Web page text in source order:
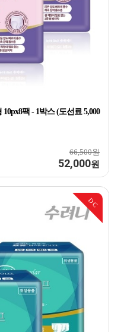
팩 - 1박스 (도선료 5,000
66,500원
52,000원
DC